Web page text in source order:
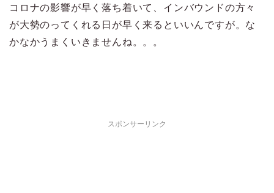
コロナの影響が早く落ち着いて、インバウンドの方々
が大勢のってくれる日が早く来るといいんですが。な
かなかうまくいきませんね。。。
スポンサーリンク